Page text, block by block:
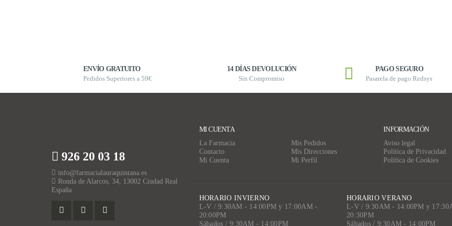
ENVÍO GRATUITO
Pedidos Superiores a 59€
14 DÍAS DEVOLUCIÓN
Sin Compromiso
PAGO SEGURO
Pasarela de pago Redsys
926 20 03 18
info@farmacialauraquintana.es
Ronda de Alarcos, 34, 13002 Ciudad Real
España
MI CUENTA
La Farmacia
Contacto
Mi Cuenta
Mis Pedidos
Mis Direcciones
Mi Perfil
INFORMACIÓN
Aviso legal
Política de Privacidad
Política de Cookies
HORARIO INVIERNO
L-V / 9:30AM - 14:00PM y 17:00AM -
20:00PM
Sábados / 9:30AM - 14:00PM
HORARIO VERANO
L-V / 9:30AM - 14:00PM y
20:30PM
Sábados / 9:30AM - 14:00PM